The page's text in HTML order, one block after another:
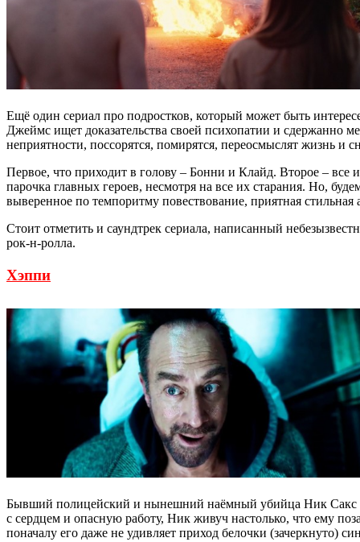
Ещё один сериал про подростков, который может быть
Джеймс ищет доказательства своей психопатии и сдержанно
неприятности, поссорятся, помирятся, переосмыслят жизнь и
Первое, что приходит в голову – Бонни и Клайд. Второе – все
парочка главных героев, несмотря на все их старания. Но,
выверенное по темпоритму повествование, приятная
Стоит отметить и саундтрек сериала, написанный
рок-н-ролла.
Хэппи
Бывший полицейский и нынешний наёмный убийца Ник Сакс
с сердцем и опасную работу, Ник живуч настолько, что ему
поначалу его даже не удивляет приход белочки (зачеркнуто)